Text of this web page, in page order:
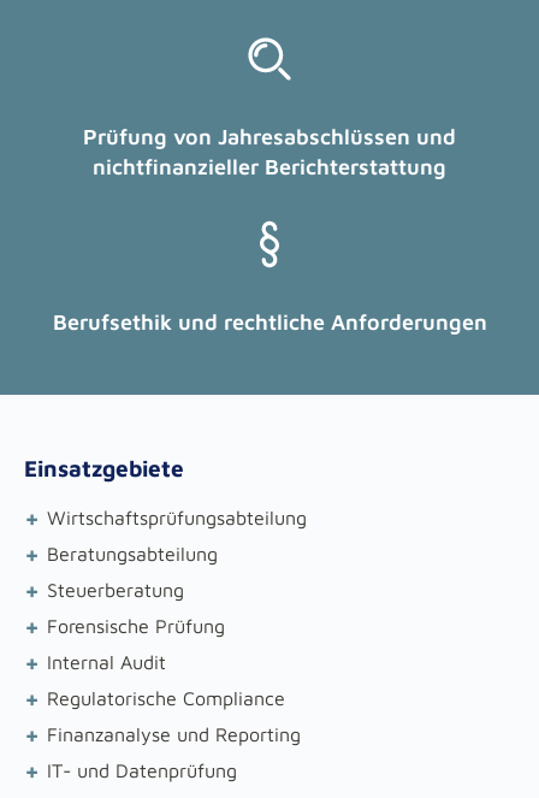
Prüfung von Jahresabschlüssen und
nichtfinanzieller Berichterstattung
Berufsethik und rechtliche Anforderungen
Einsatzgebiete
+ Wirtschaftsprüfungsabteilung
+ Beratungsabteilung
+ Steuerberatung
+ Forensische Prüfung
+ Internal Audit
+ Regulatorische Compliance
+ Finanzanalyse und Reporting
+ IT- und Datenprüfung